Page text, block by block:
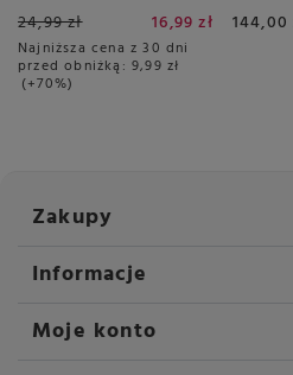
24,99 zł 16,99 zł
Najniższa cena z 30 dni
przed obniżką: 9,99 zł
+70%
1kg
144,00
Zakupy
Informacje
Moje konto